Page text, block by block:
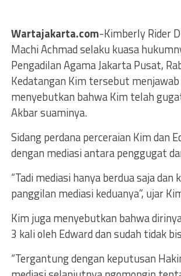
Wartajakarta.com-Kimberly Rider
Machi Achmad selaku kuasa
Pengadilan Agama Jakarta Pusat,
Kedatangan Kim tersebut
menyebutkan bahwa Kim telah
Akbar suaminya.
Sidang perdana perceraian Kim dan
dengan mediasi antara penggugat
“Tadi mediasi hanya berdua saja
panggilan mediasi keduanya”, ujar
Kim juga menyebutkan bahwa
3 kali oleh Edward dan sudah tidak
“Tergantung dengan keputusan